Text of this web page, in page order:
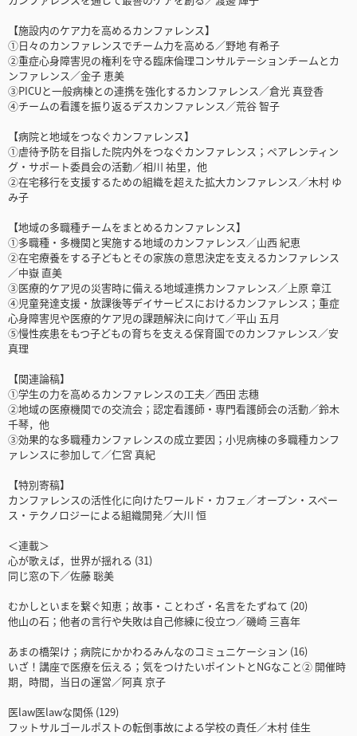
【施設内のケア力を高めるカンファレンス】
①日々のカンファレンスでチーム力を高める／野地 有希子
②重症心身障害児の権利を守る臨床倫理コンサルテーションチームとカ
ンファレンス／金子 恵美
③PICUと一般病棟との連携を強化するカンファレンス／倉光 真登香
④チームの看護を振り返るデスカンファレンス／荒谷 智子
【病院と地域をつなぐカンファレンス】
①虐待予防を目指した院内外をつなぐカンファレンス；ペアレンティン
グ・サポート委員会の活動／相川 祐里，他
②在宅移行を支援するための組織を超えた拡大カンファレンス／木村 ゆ
み子
【地域の多職種チームをまとめるカンファレンス】
①多職種・多機関と実施する地域のカンファレンス／山西 紀恵
②在宅療養をする子どもとその家族の意思決定を支えるカンファレンス
／中嶽 直美
③医療的ケア児の災害時に備える地域連携カンファレンス／上原 章江
④児童発達支援・放課後等デイサービスにおけるカンファレンス；重症
心身障害児や医療的ケア児の課題解決に向けて／平山 五月
⑤慢性疾患をもつ子どもの育ちを支える保育園でのカンファレンス／安
真理
【関連論稿】
①学生の力を高めるカンファレンスの工夫／西田 志穗
②地域の医療機関での交流会；認定看護師・専門看護師会の活動／鈴木
千琴，他
③効果的な多職種カンファレンスの成⽴要因；小児病棟の多職種カンフ
ァレンスに参加して／仁宮 真紀
【特別寄稿】
カンファレンスの活性化に向けたワールド・カフェ／オープン・スペー
ス・テクノロジーによる組織開発／大川 恒
＜連載＞
心が歌えば，世界が揺れる (31)
同じ窓の下／佐藤 聡美
むかしといまを繋ぐ知恵；故事・ことわざ・名言をたずねて (20)
他山の石；他者の言行や失敗は自己修練に役立つ／磯崎 三喜年
あまの橋架け；病院にかかわるみんなのコミュニケーション (16)
いざ！講座で医療を伝える；気をつけたいポイントとNGなこと② 開催時
期，時間，当日の運営／阿真 京子
医law医lawな関係 (129)
フットサルゴールポストの転倒事故による学校の責任／木村 佳生